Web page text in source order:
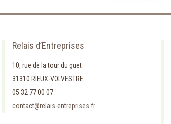
Relais d’Entreprises
10, rue de la tour du guet
31310 RIEUX-VOLVESTRE
05 32 77 00 07
contact@relais-entreprises.fr